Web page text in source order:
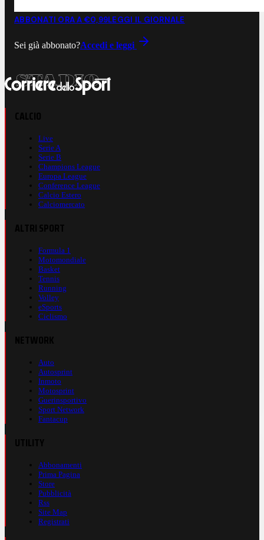
ABBONATI ORA A €0,99LEGGI IL GIORNALE
Sei già abbonato?Accedi e leggi
Live
Serie A
Serie B
Champions League
Europa League
Conference League
Calcio Estero
Calciomercato
Formula 1
Motomondiale
Basket
Tennis
Running
Volley
eSports
Ciclismo
Auto
Autosprint
Inmoto
Motosprint
Guerinsportivo
Sport Network
Fantacup
Abbonamenti
Prima Pagina
Store
Pubblicità
Rss
Site Map
Registrati